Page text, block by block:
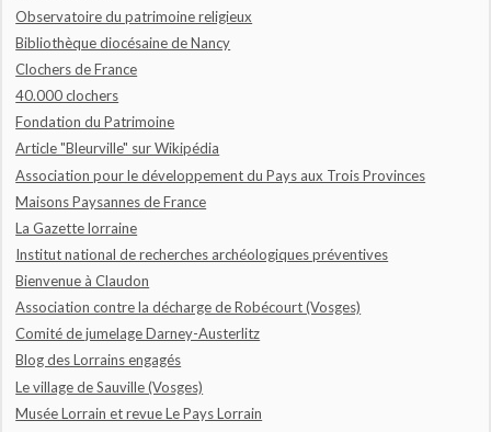
Observatoire du patrimoine religieux
Bibliothèque diocésaine de Nancy
Clochers de France
40.000 clochers
Fondation du Patrimoine
Article "Bleurville" sur Wikipédia
Association pour le développement du Pays aux Trois Provinces
Maisons Paysannes de France
La Gazette lorraine
Institut national de recherches archéologiques préventives
Bienvenue à Claudon
Association contre la décharge de Robécourt (Vosges)
Comité de jumelage Darney-Austerlitz
Blog des Lorrains engagés
Le village de Sauville (Vosges)
Musée Lorrain et revue Le Pays Lorrain